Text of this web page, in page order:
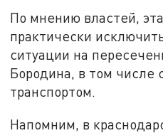
По мнению властей,
практически
ситуации на
Бородина, в том числе
транспортом.
Напомним, в